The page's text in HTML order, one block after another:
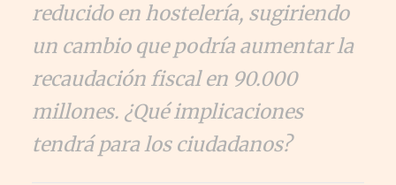
reducido en hostelería, sugiriendo
un cambio que podría aumentar la
recaudación fiscal en 90.000
millones. ¿Qué implicaciones
tendrá para los ciudadanos?